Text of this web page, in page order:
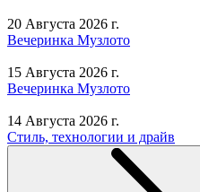
20 Августа 2026 г.
Вечеринка Музлото
15 Августа 2026 г.
Вечеринка Музлото
14 Августа 2026 г.
Стиль, технологии и драйв